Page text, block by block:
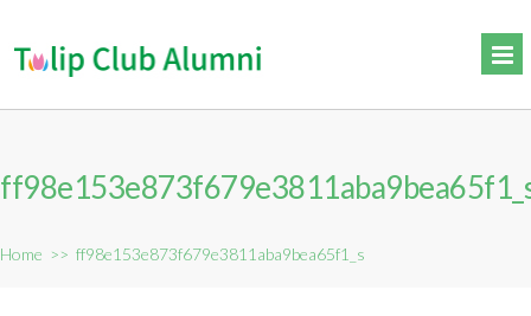
Home >> ff98e153e873f679e3811aba9bea65f1_s